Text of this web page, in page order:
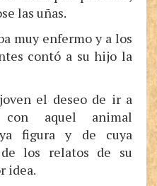
las uñas.
muy enfermo y a los
contó a su hijo la
el deseo de ir a
aquel animal
figura y de cuya
los relatos de su
idea.